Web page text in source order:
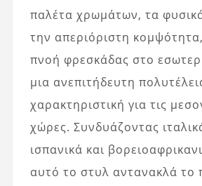
παλέτα χρωμάτων, τα
την απεριόριστη
πνοή φρεσκάδας στο
μια ανεπιτήδευτη
χαρακτηριστική για τις
χώρες. Συνδυάζοντας
ισπανικά και
αυτό το στυλ αντανακλά το